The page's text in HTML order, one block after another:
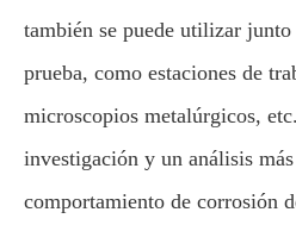
también se puede utilizar
prueba, como estaciones de
microscopios metalúrgicos,
investigación y un análisis
comportamiento de corrosión